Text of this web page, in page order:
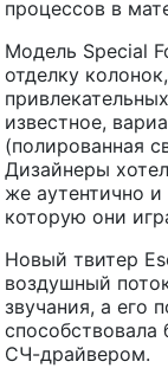
процессов в
Модель Special
отделку
известное,
(полированная
Дизайнеры
же аутентично
которую они
Новый твитер
воздушный
звучания, а его
СЧ-драйвером.